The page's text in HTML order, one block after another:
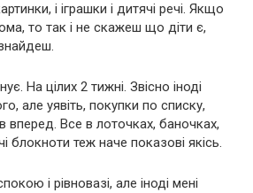
і іграшки і дитячі речі. Якщо
то так і не скажеш що діти є,
На цілих 2 тижні. Звісно іноді
але уявіть, покупки по списку,
вперед. Все в лоточках, баночках,
блокноти теж наче показові якісь.
і рівновазі, але іноді мені